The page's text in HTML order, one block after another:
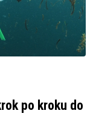
po kroku do